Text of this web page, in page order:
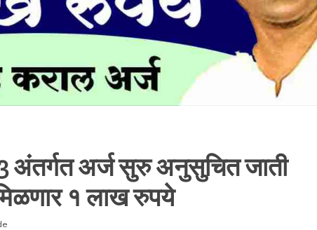
अंतर्गत अर्ज सुरु अनुसुचित जाती
१ लाख रुपये